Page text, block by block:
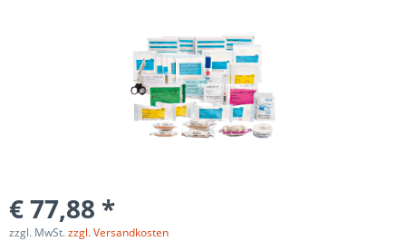
€ 77,88 *
zzgl. MwSt.zzgl. Versandkosten